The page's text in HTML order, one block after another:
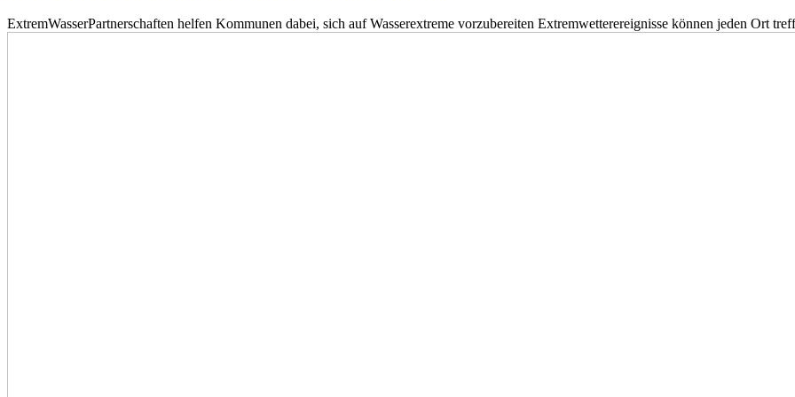
ExtremWasserPartnerschaften helfen Kommunen dabei, sich auf Wasserextreme vorzubereiten Extremwetterereignisse können jeden Ort